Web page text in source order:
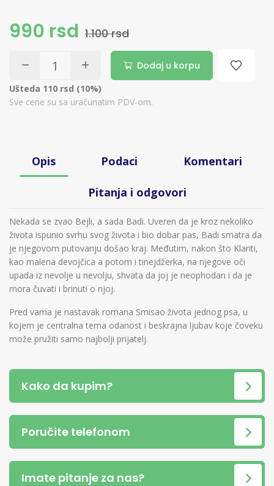
990 rsd 1.100 rsd
Dodaj u korpu
Ušteda 110 rsd (10%)
Sve cene su sa uračunatim PDV-om.
Opis Podaci Komentari
Pitanja i odgovori
Nekada se zvao Bejli, a sada Badi. Uveren da je kroz nekoliko
života ispunio svrhu svog života i bio dobar pas, Badi smatra da
je njegovom putovanju došao kraj. Međutim, nakon što Klariti,
kao malena devojčica a potom i tinejdžerka, na njegove oči
upada iz nevolje u nevolju, shvata da joj je neophodan i da je
mora čuvati i brinuti o njoj.
Pred vama je nastavak romana Smisao života jednog psa, u
kojem je centralna tema odanost i beskrajna ljubav koje čoveku
može pružiti samo najbolji prijatelj.
Kako da kupim?
Poručite telefonom
Imate pitanje za nas?